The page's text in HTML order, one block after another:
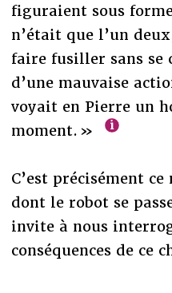
figuraient sous
n’était que l’un
faire fusiller sans se
d’une mauvaise
voyait en Pierre un
moment. »
C’est précisément
dont le robot se
invite à nous
conséquences de ce